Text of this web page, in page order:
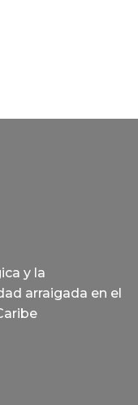
y la
arraigada en el